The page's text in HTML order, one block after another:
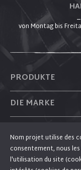
von Montag bis
PRODUKTE
DIE MARKE
FOLGEN SIE UNS
Nom projet utilise des
consentement, nous
l'utilisation du site